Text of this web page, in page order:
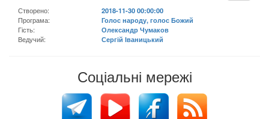
Створено:
2018-11-30 00:00:00
Програма:
Голос народу, голос Божий
Гість:
Олександр Чумаков
Ведучий:
Сергій Іваницький
Соціальні мережі